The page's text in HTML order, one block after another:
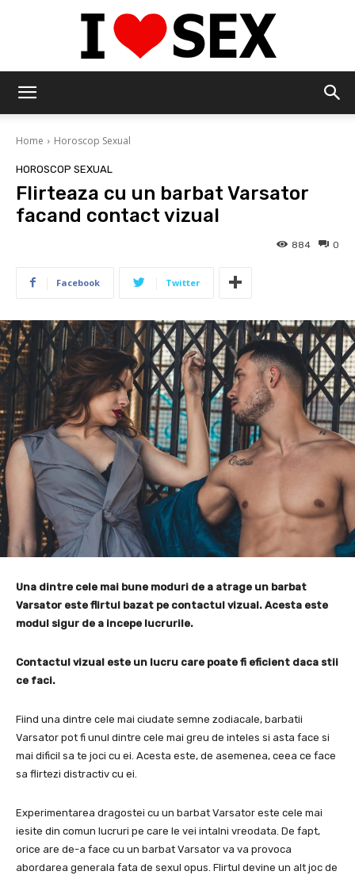
Home Horoscop Sexual
HOROSCOP SEXUAL
Flirteaza cu un barbat Varsator
facand contact vizual
0
884
Facebook Twitter
Una dintre cele mai bune moduri de a atrage un barbat
Varsator este flirtul bazat pe contactul vizual. Acesta este
modul sigur de a incepe lucrurile.
Contactul vizual este un lucru care poate fi eficient daca stii
ce faci.
Fiind una dintre cele mai ciudate semne zodiacale, barbatii
Varsator pot fi unul dintre cele mai greu de inteles si asta face si
mai dificil sa te joci cu ei. Acesta este, de asemenea, ceea ce face
sa flirtezi distractiv cu ei.
Experimentarea dragostei cu un barbat Varsator este cele mai
iesite din comun lucruri pe care le vei intalni vreodata. De fapt,
orice are de-a face cu un barbat Varsator va va provoca
abordarea generala fata de sexul opus. Flirtul devine un alt joc de